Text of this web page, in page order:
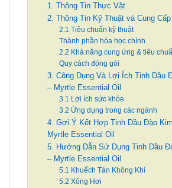
1. Thông Tin Thực Vật
2. Thông Tin Kỹ Thuật và Cung Cấp
2.1 Tiêu chuẩn kỹ thuật
Thành phần hóa học chính
2.2 Khả năng cung ứng & tiêu
Quy cách đóng gói
3. Công Dụng Và Lợi Ích Tinh Dầu
– Myrtle Essential Oil
3.1 Lợi ích sức khỏe
3.2 Ứng dụng trong các ngành
4. Gợi Ý Kết Hợp Tinh Dầu Đào
Myrtle Essential Oil
5. Hướng Dẫn Sử Dụng Tinh Dầu
– Myrtle Essential Oil
5.1 Khuếch Tán Không Khí
5.2 Xông Hơi